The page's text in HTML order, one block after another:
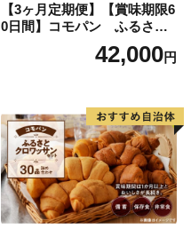
【3ヶ月定期便】【賞味期限6
0日間】コモパン ふるさと
クロワッサンセット（計90
個）／災害用備蓄 保存食 非
42,000円